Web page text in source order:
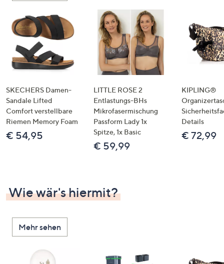
SKECHERS Damen-
Sandale Lifted
Comfort verstellbare
Riemen Memory Foam
€ 54,95
LITTLE ROSE 2
Entlastungs-BHs
Mikrofasermischung
Passform Lady 1x
Spitze, 1x Basic
€ 59,99
KIPLING®
Details
€ 72,99
Wie wär's hiermit?
Mehr sehen